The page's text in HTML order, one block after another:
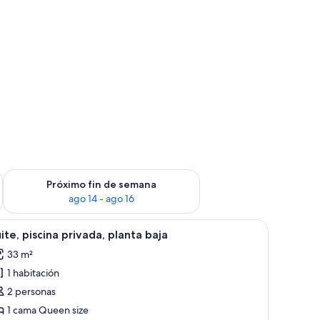
semana ago 7 - ago 9
Próximo fin de semana
ago 14 - ago 16
Consulta la disponibilidad para el próximo fin de semana ago
al paisaje circundante. Una habitación de hotel moderna con una
10 piscina privada, planta baja
33 m²
1 habitación
2 personas
1 cama Queen size